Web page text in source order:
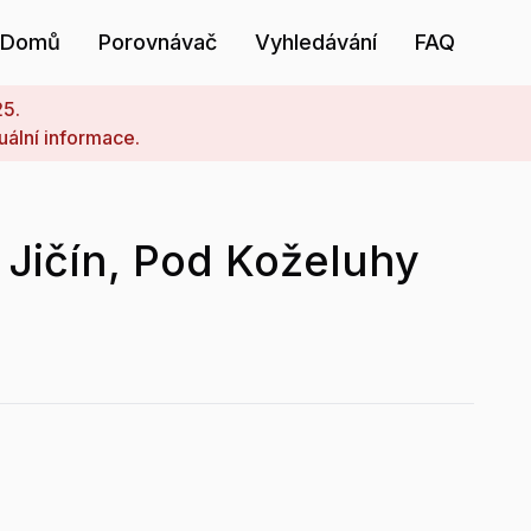
Domů Porovnávač Vyhledávání FAQ
informace.
Pod Koželuhy